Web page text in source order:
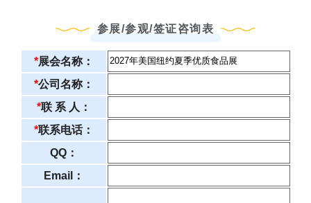
参展/参观/签证咨询表
*展会名称：
*公司名称：
*联 系 人：
*联系电话：
QQ：
Email：